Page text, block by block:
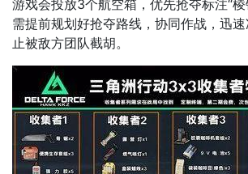
游戏会投放3个航空箱，优先抢夺标注“棱
需提前规划好抢夺路线，协同作战，迅
止被敌方团队截胡。​